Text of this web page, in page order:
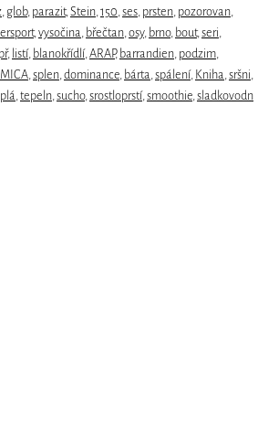
, glob, parazit,Stein,150,ses, prsten, pozorovan,
,vysočina, břečtan,osy, brno, bout,seri,
, listí, blanokřídlí,ARAP, barrandien, podzim,
,splen,dominance, bárta,spálení, Kniha,sršni,
,tepeln,sucho,srostloprstí,smoothie,sladkovodn